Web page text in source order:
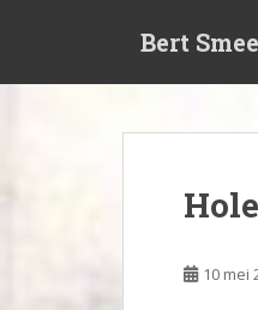
Bert
10 mei